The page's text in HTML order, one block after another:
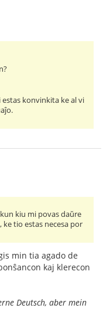
konvinkita ke al vi
kiu mi povas daŭre
ke tio estas necesa por
min tia agado de
kaj klerecon
Deutsch, aber mein